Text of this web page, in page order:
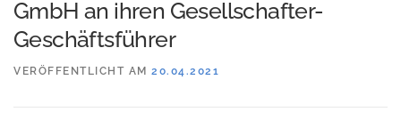
SERVICE KANZLEI KARRIERE KONTAKT
GmbH an ihren Gesellschafter-
Geschäftsführer
VERÖFFENTLICHT AM 20.04.2021